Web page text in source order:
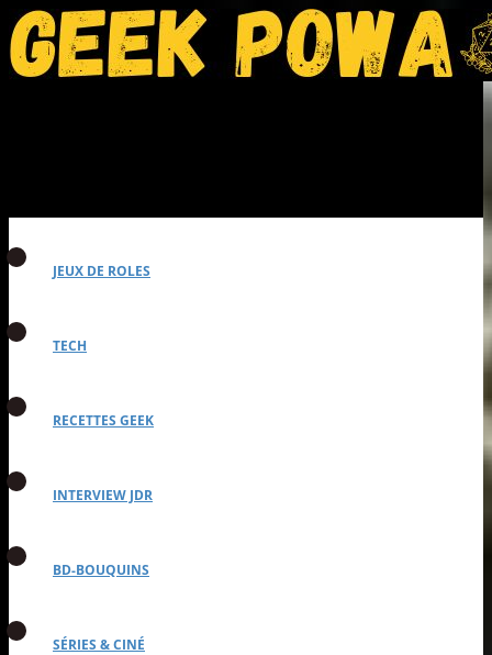
JEUX DE ROLES
TECH
RECETTES GEEK
INTERVIEW JDR
BD-BOUQUINS
SÉRIES & CINÉ